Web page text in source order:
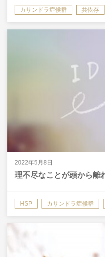
カサンドラ症候群 共依存
2022年5月8日
理不尽なことが頭から離
HSP カサンドラ症候群